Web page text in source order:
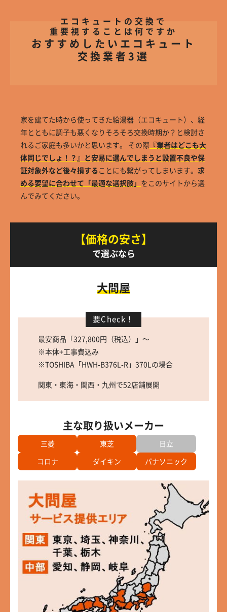
エコキュートの交換で
重要視することは何ですか
おすすめしたいエコキュート
交換業者3選
家を建てた時から使ってきた給湯器（エコキュート）、経
年とともに調子も悪くなりそろそろ交換時期か？と検討さ
れるご家庭も多いかと思います。 その際 『業者はどこも大
体同じでしょ！？』と安易に選んでしまうと設置不良や保
証対象外など後々損することにも繋がってしまいます。 求
める要望に合わせて「最適な選択肢」 をこのサイトから選
んでみてください。
【価格の安さ】
で選ぶなら
大問屋
要Check！
最安商品「327,800円（税込）」～
※本体+工事費込み
※TOSHIBA「HWH-B376L-R」370Lの場合
関東・東海・関西・九州で52店舗展開
主な取り扱いメーカー
三菱 東芝
日立
コロナ
ダイキン パナソニック